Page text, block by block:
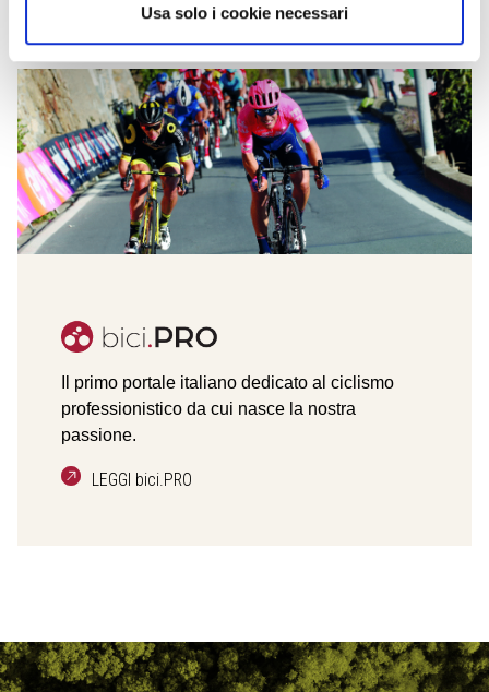
Usa solo i cookie necessari
Il primo portale italiano dedicato al ciclismo
professionistico da cui nasce la nostra
passione.
LEGGI bici.PRO